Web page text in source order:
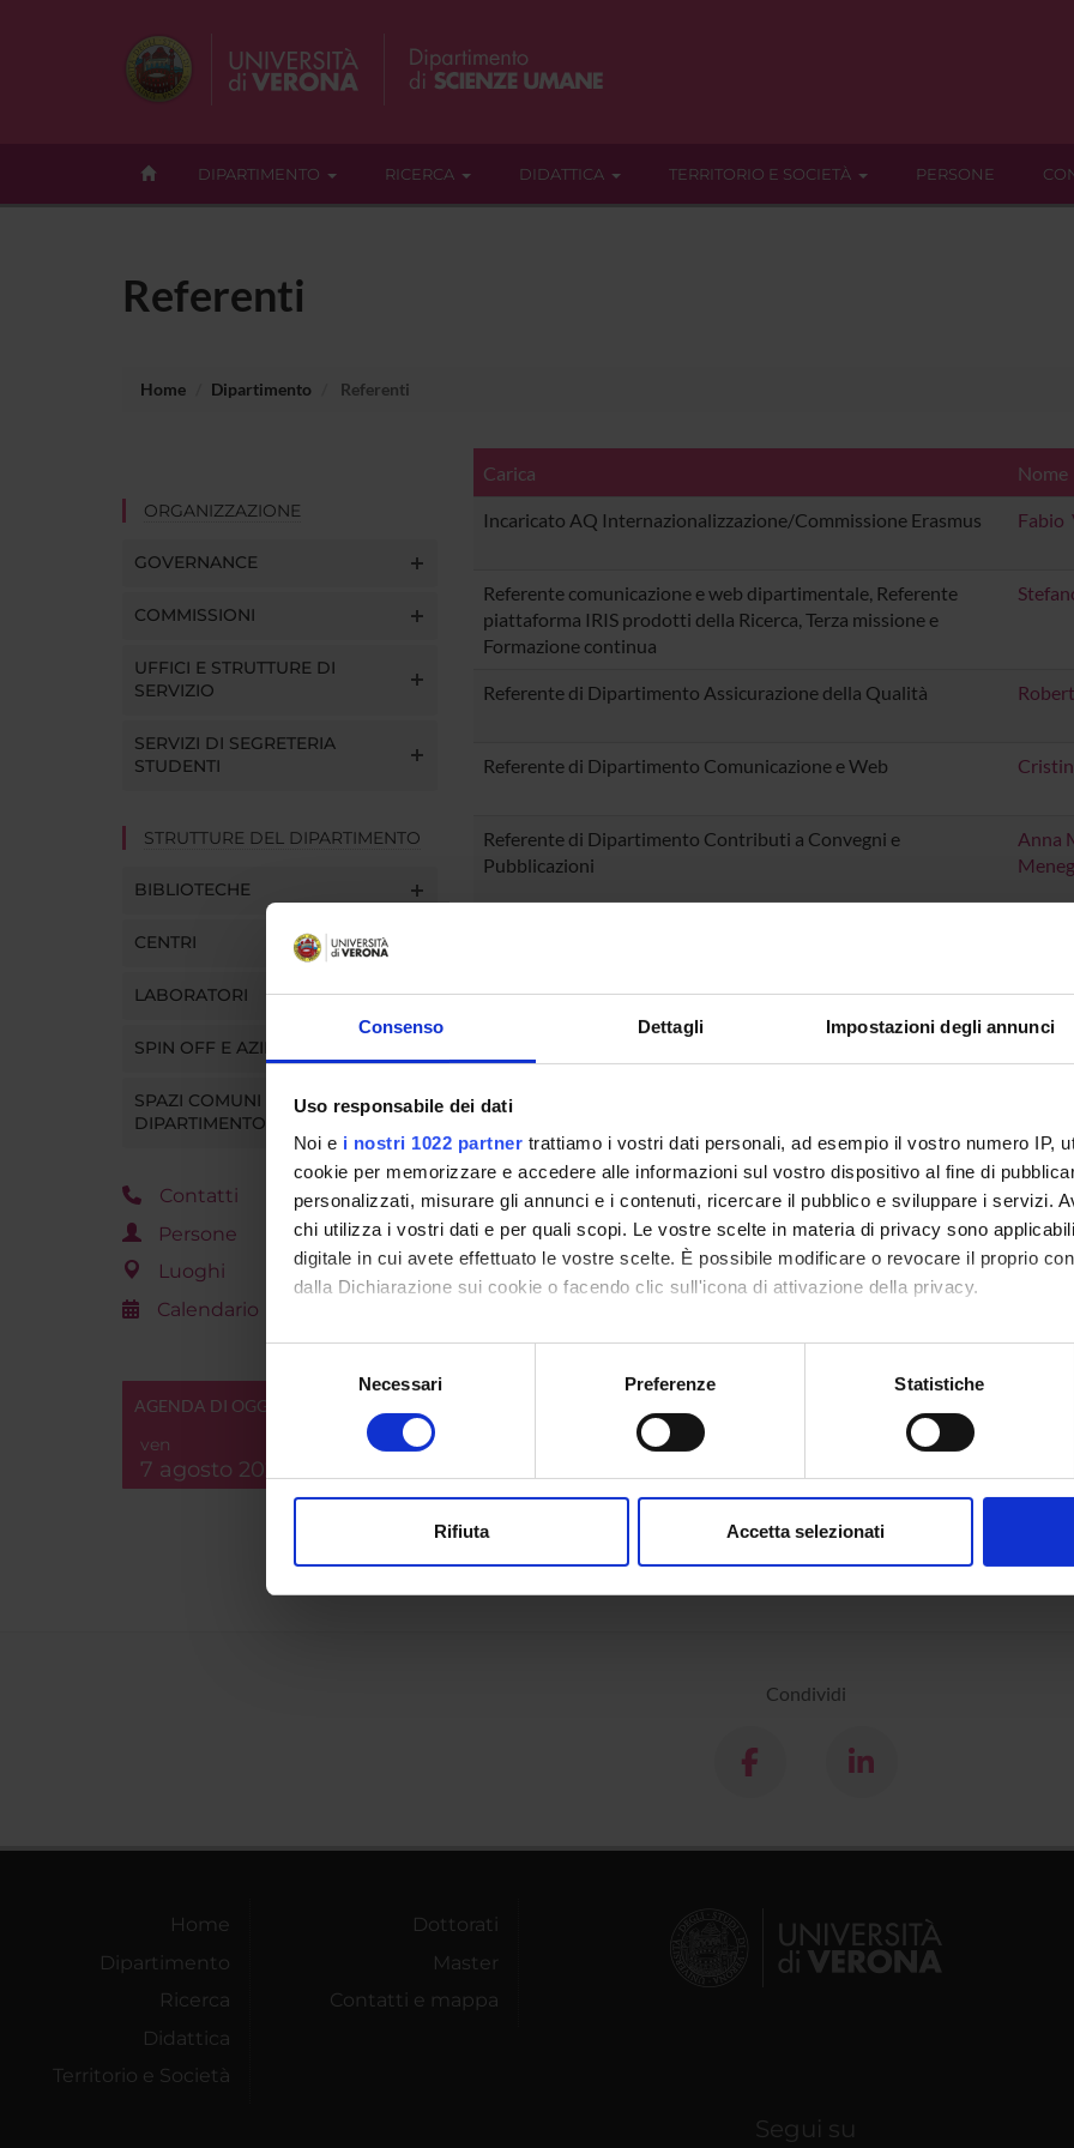
Consenso Dettagli Impostazioni degli annunci
Uso responsabile dei dati
Noi e i nostri 1022 partner trattiamo i vostri dati personali, ad esempio il vostro numero IP,
cookie per memorizzare e accedere alle informazioni sul vostro dispositivo al fine di
personalizzati, misurare gli annunci e i contenuti, ricercare il pubblico e sviluppare i servizi.
chi utilizza i vostri dati e per quali scopi. Le vostre scelte in materia di privacy sono
digitale in cui avete effettuato le vostre scelte. È possibile modificare o revocare il proprio
dalla Dichiarazione sui cookie o facendo clic sull'icona di attivazione della privacy.
Con il tuo consenso, vorremmo anche:
raccogliere informazioni sulla tua posizione geografica, con un'approssimazione di
digitali).
modificare o ritirare il tuo consenso in qualsiasi momento dalla Dichiarazione sui cookie.
del
consenso
Necessari Preferenze Statistiche
Rifiuta Accetta selezionati
DIPARTIMENTO RICERCA DIDATTICA TERRITORIO E SOCIETÀ PERSONE
Referenti
Home Dipartimento Referenti
ORGANIZZAZIONE
GOVERNANCE
COMMISSIONI
UFFICI E STRUTTURE DI
SERVIZIO
SERVIZI DI SEGRETERIA
STUDENTI
STRUTTURE DEL DIPARTIMENTO
BIBLIOTECHE
CENTRI
LABORATORI
SPIN OFF E AZIENDE
SPAZI COMUNI DEL
DIPARTIMENTO
Contatti
Persone
Luoghi
Calendario
AGENDA DI OGGI
ven
7 agosto 2026
Carica Nome
Incaricato AQ Internazionalizzazione/Commissione Erasmus Fabio
Referente comunicazione e web dipartimentale, Referente
piattaforma IRIS prodotti della Ricerca, Terza missione e
Formazione continua
Referente di Dipartimento Assicurazione della Qualità
Referente di Dipartimento Comunicazione e Web
Referente di Dipartimento Contributi a Convegni e
Pubblicazioni
Anna
Referente di dipartimento per la Terza Missione
Referente per il Comitato Etico
Referente per la Commissione Paritetica Docenti-Studenti
Referente per l'Inclusione
Maria
Condividi
Home
Dipartimento
Ricerca
Didattica
Territorio e Società
Dottorati
Master
Contatti e mappa
Segui su